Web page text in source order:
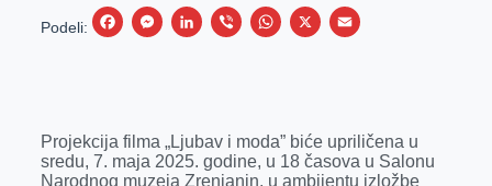
Podeli:
F
b
o
M
e
n
L
e
d
V
r
W
s
A
X
E
l
Projekcija filma „Ljubav i moda” biće upriličena u
sredu, 7. maja 2025. godine, u 18 časova u Salonu
Narodnog muzeja Zrenjanin, u ambijentu izložbe